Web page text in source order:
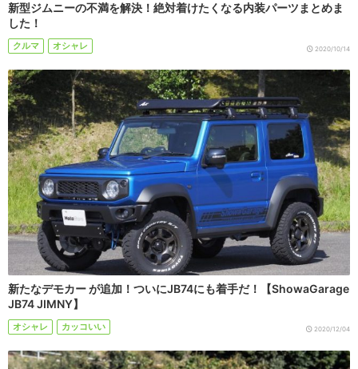
新型ジムニーの不満を解決！絶対着けたくなる内装パーツまとめま
した！
クルマ オシャレ 2020/10/14
新たなデモカー が追加！ついにJB74にも着手だ！【ShowaGarage
JB74 JIMNY】
オシャレ カッコいい 2020/12/04